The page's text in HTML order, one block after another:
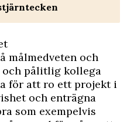
målmedveten och
och pålitlig kollega
för att ro ett projekt i
och enträgna
som exempelvis